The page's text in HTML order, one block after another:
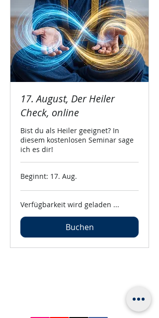
17. August, Der Heiler
Check, online
Bist du als Heiler geeignet? In
diesem kostenlosen Seminar sage
ich es dir!
Beginnt: 17. Aug.
Verfügbarkeit wird geladen ...
Buchen